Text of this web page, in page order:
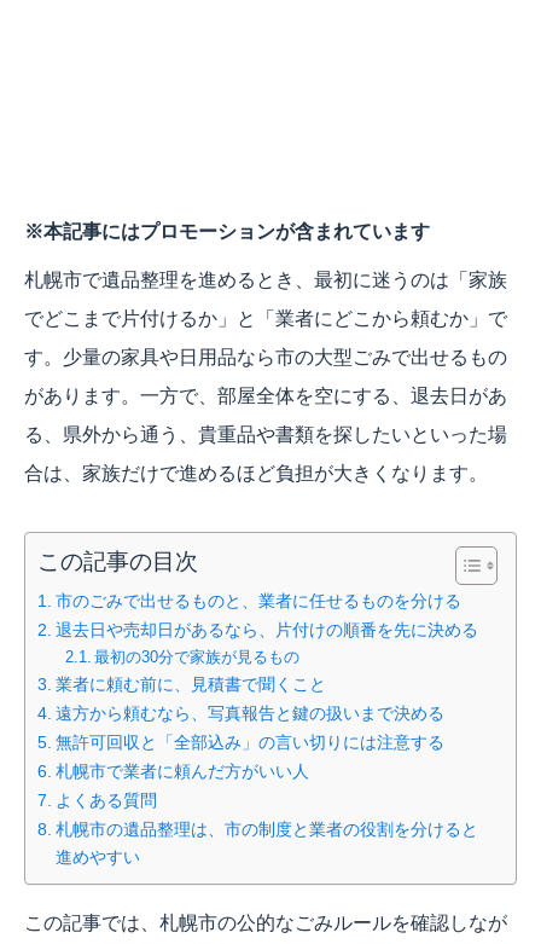
※本記事にはプロモーションが含まれています
札幌市で遺品整理を進めるとき、最初に迷うのは「家族
でどこまで片付けるか」と「業者にどこから頼むか」で
す。少量の家具や日用品なら市の大型ごみで出せるもの
があります。一方で、部屋全体を空にする、退去日があ
る、県外から通う、貴重品や書類を探したいといった場
合は、家族だけで進めるほど負担が大きくなります。
この記事の目次
市のごみで出せるものと、業者に任せるものを分ける
退去日や売却日があるなら、片付けの順番を先に決める
最初の30分で家族が見るもの
業者に頼む前に、見積書で聞くこと
遠方から頼むなら、写真報告と鍵の扱いまで決める
無許可回収と「全部込み」の言い切りには注意する
札幌市で業者に頼んだ方がいい人
よくある質問
札幌市の遺品整理は、市の制度と業者の役割を分けると
進めやすい
この記事では、札幌市の公的なごみルールを確認しなが